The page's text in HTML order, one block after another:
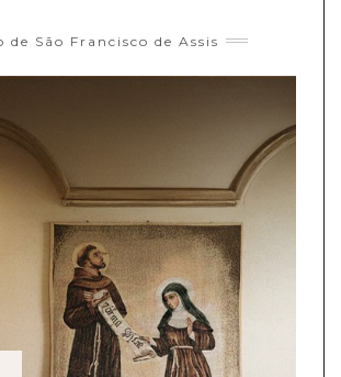
de São Francisco de Assis